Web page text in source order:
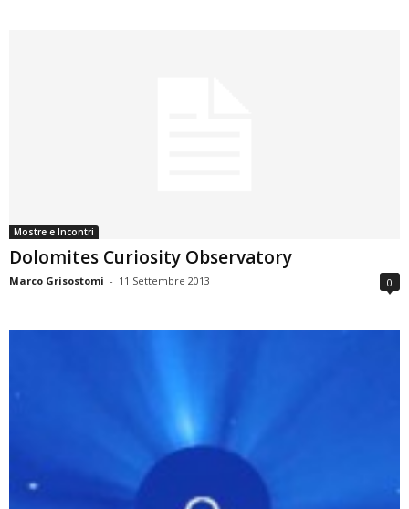
Mostre e Incontri
Dolomites Curiosity Observatory
Marco Grisostomi - 11 Settembre 2013 0